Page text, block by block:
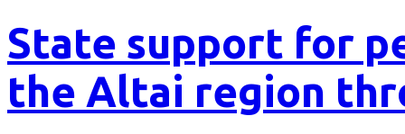
State support for
the Altai region